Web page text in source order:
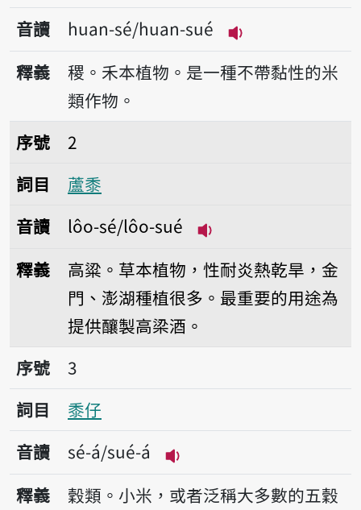
音讀
huan-sé/huan-sué
播放音讀huan-
釋義
稷。禾本植物。是一種不帶黏性的米
類作物。
序號2蘆黍
序號
2
詞目
蘆黍
音讀
lôo-sé/lôo-sué
釋義
高粱。草本植物，性耐炎熱乾旱，金
門、澎湖種植很多。最重要的用途為
提供釀製高梁酒。
序號3黍仔
序號
3
詞目
黍仔
音讀
sé-á/sué-á
播放音讀sé-á/sué-á
釋義
穀類。小米，或者泛稱大多數的五穀